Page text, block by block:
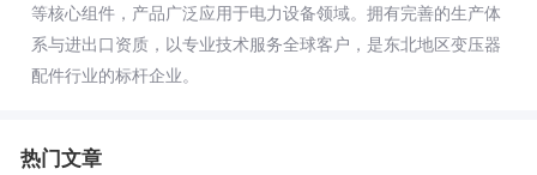
等核心组件，产品广泛应用于电力设备领域。拥有完善的生产体
系与进出口资质，以专业技术服务全球客户，是东北地区变压器
配件行业的标杆企业。
热门文章